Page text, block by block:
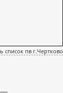
список пв г.Чертково